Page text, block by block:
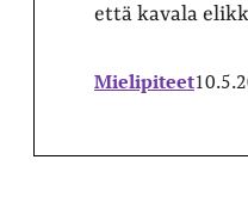
että kavala
Mielipiteet